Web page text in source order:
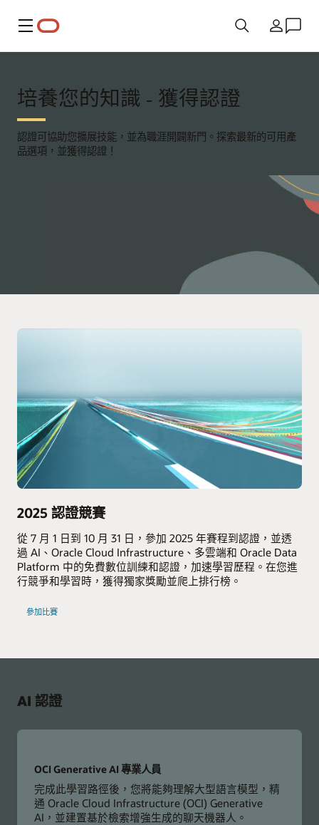
功能表 國家/地區
培養您的知識 - 獲得認證
認證可協助您擴展技能，並為職涯開闢新門。探索最新的可用產
品選項，並獲得認證！
2025 認證競賽
從 7 月 1 日到 10 月 31 日，參加 2025 年賽程到認證，並透
過 AI、Oracle Cloud Infrastructure、多雲端和 Oracle Data
Platform 中的免費數位訓練和認證，加速學習歷程。在您進
行競爭和學習時，獲得獨家獎勵並爬上排行榜。
參加比賽
AI 認證
OCI Generative AI 專業人員
完成此學習路徑後，您將能夠理解大型語言模型，精
通 Oracle Cloud Infrastructure (OCI) Generative
AI，並建置基於檢索增強生成的聊天機器人。